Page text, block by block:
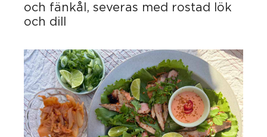
och fänkål, severas med rostad lök
och dill